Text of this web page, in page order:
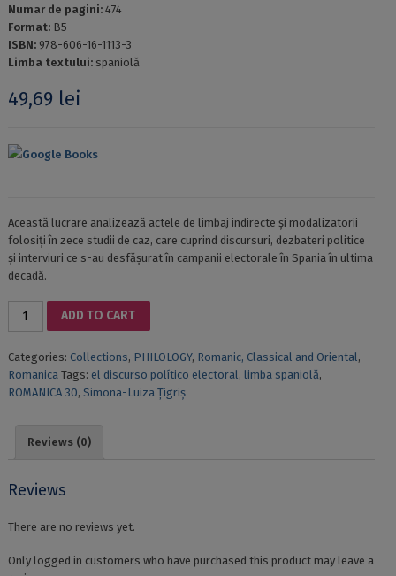
Numar de pagini: 474
Format: B5
ISBN: 978-606-16-1113-3
Limba textului: spaniolă
49,69 lei
Google Books
Această lucrare analizează actele de limbaj indirecte și modalizatorii
folosiți în zece studii de caz, care cuprind discursuri, dezbateri politice
și interviuri ce s-au desfășurat în campanii electorale în Spania în ultima
decadă.
ACTOS
DE
HABLA
MODALIZACIÓN
EL
POLÍTICO
quantity
ADD TO CART
Categories: Collections, PHILOLOGY, Romanic, Classical and Oriental,
Romanica Tags: el discurso político electoral, limba spaniolă,
ROMANICA 30, Simona-Luiza Țigriș
Reviews (0)
Reviews
There are no reviews yet.
Only logged in customers who have purchased this product may leave a